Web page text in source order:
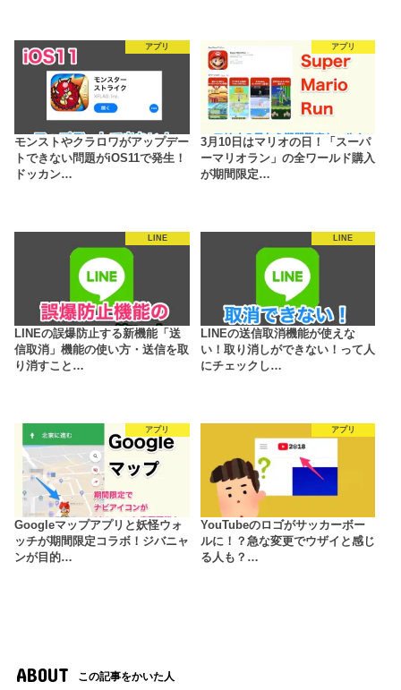
アプリ
モンストやクラロワがアップデー
トできない問題がiOS11で発生！
ドッカン…
アプリ
3月10日はマリオの日！「スーパ
ーマリオラン」の全ワールド購入
が期間限定…
LINE
LINEの誤爆防止する新機能「送
信取消」機能の使い方・送信を取
り消すこと…
LINE
LINEの送信取消機能が使えな
い！取り消しができない！って人
にチェックし…
アプリ
Googleマップアプリと妖怪ウォ
ッチが期間限定コラボ！ジバニャ
ンが目的…
アプリ
YouTubeのロゴがサッカーボー
ルに！？急な変更でウザイと感じ
る人も？…
ABOUT この記事をかいた人